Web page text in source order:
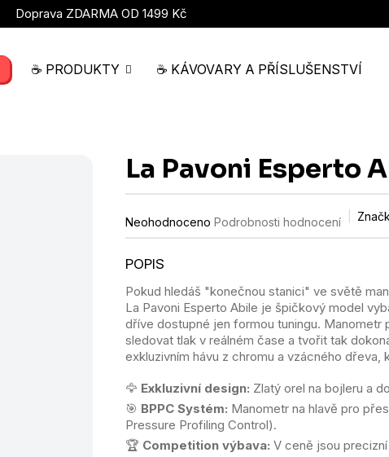
Doprava ZDARMA OD 1499 Kč
☕ PRODUKTY ☕ KÁVOVARY A PŘÍSLUŠENSTVÍ
La Pavoni Esperto
Průměrné
hodnocení
je
z
5
hvězdiček.
Neohodnoceno Podrobnosti hodnocení
Pokud hledáš "konečnou stanici" ve světě
La Pavoni Esperto Abile je špičkový model
dříve dostupné jen formou tuningu. Manometr
sledovat tlak v reálném čase a tvořit tak
exkluzivním hávu z chromu a vzácného dřeva,
🦅 Exkluzivní design: Zlatý orel na bojleru a
🎯 BPPC Systém: Manometr na hlavě pro
Pressure Profiling Control).
🏆 Competition výbava: V ceně jsou